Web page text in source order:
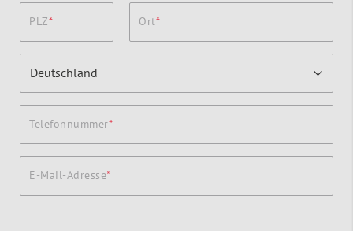
PLZ Ort
Telefonnummer
E-Mail-Adresse